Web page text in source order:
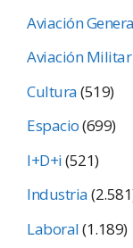
Aviación
Aviación Militar
Cultura(519)
Espacio(699)
I+D+i(521)
Industria
Laboral(1.189)